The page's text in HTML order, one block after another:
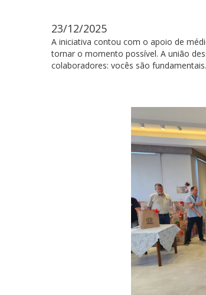
23/12/2025
A iniciativa contou com o apoio de
tornar o momento possível. A união
colaboradores: vocês são fundamentais.